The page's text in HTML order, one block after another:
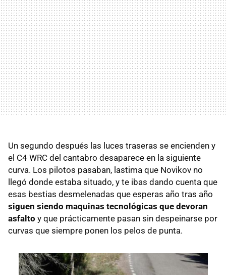
Un segundo después las luces traseras se encienden y
el C4 WRC del cantabro desaparece en la siguiente
curva. Los pilotos pasaban, lastima que Novikov no
llegó donde estaba situado, y te ibas dando cuenta que
esas bestias desmelenadas que esperas año tras año
siguen siendo maquinas tecnológicas que devoran
asfalto y que prácticamente pasan sin despeinarse por
curvas que siempre ponen los pelos de punta.